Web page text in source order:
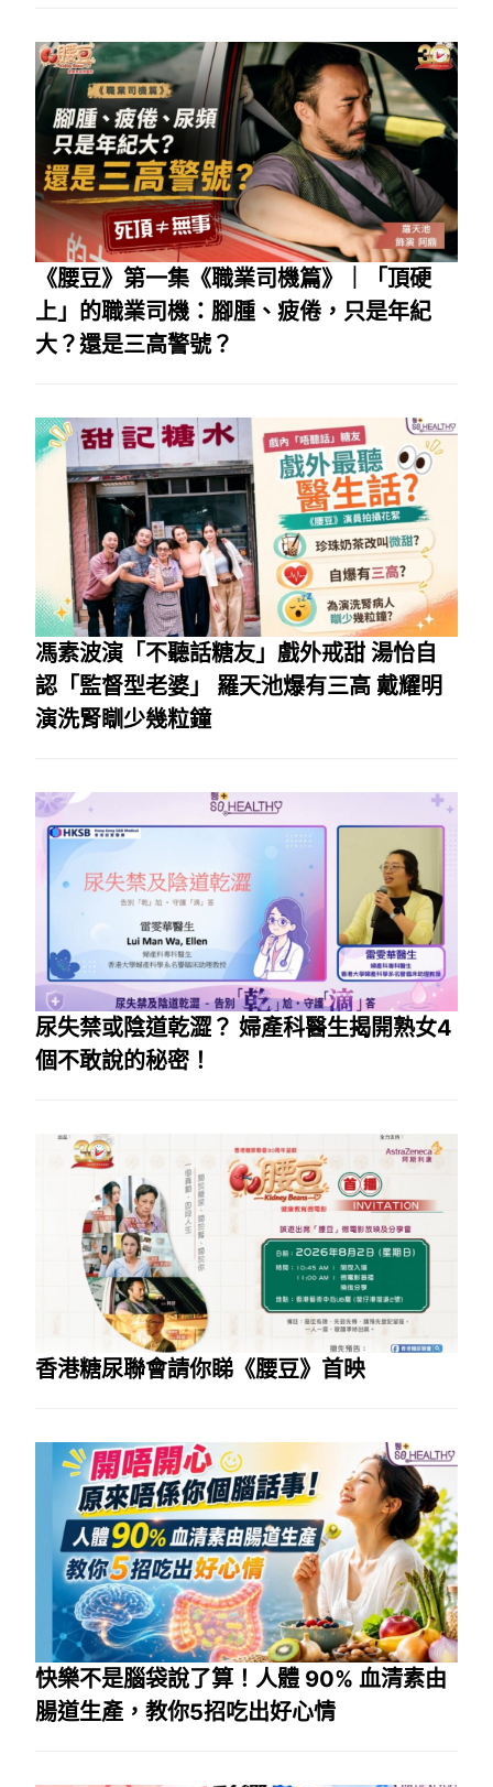
《腰豆》第一集《職業司機篇》｜「頂硬
上」的職業司機：腳腫、疲倦，只是年紀
大？還是三高警號？
馮素波演「不聽話糖友」戲外戒甜 湯怡自
認「監督型老婆」 羅天池爆有三高 戴耀明
演洗腎瞓少幾粒鐘
尿失禁或陰道乾澀？ 婦產科醫生揭開熟女4
個不敢說的秘密！
香港糖尿聯會請你睇《腰豆》首映
快樂不是腦袋說了算！人體 90% 血清素由
腸道生產，教你5招吃出好心情